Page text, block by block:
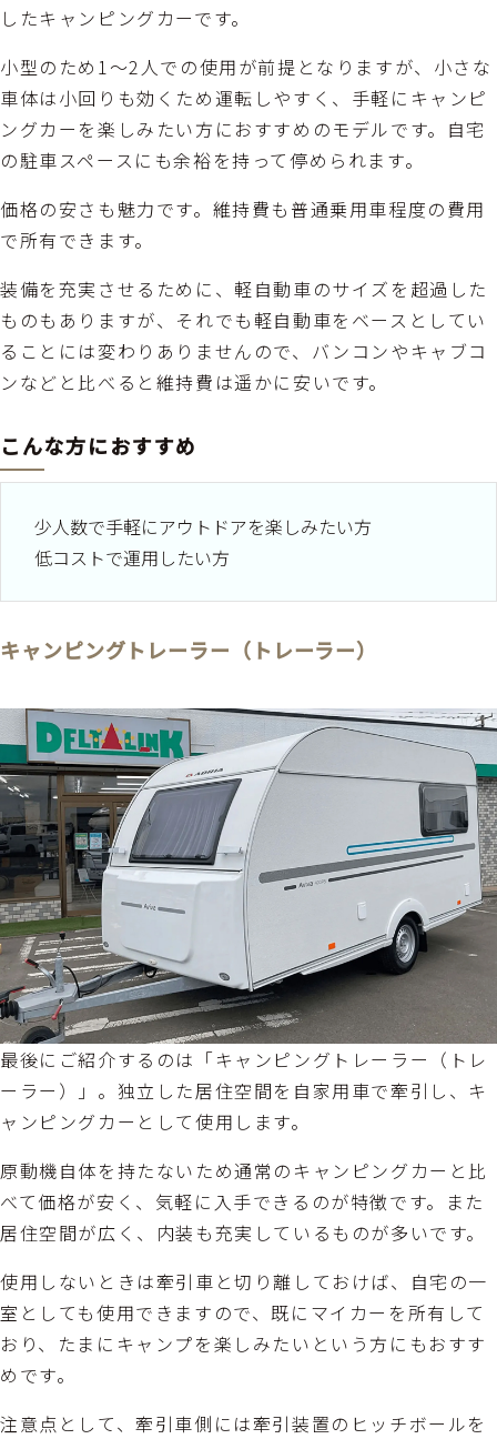
したキャンピングカーです。
小型のため1〜2人での使用が前提となりますが、小さな
車体は小回りも効くため運転しやすく、手軽にキャンピ
ングカーを楽しみたい方におすすめのモデルです。自宅
の駐車スペースにも余裕を持って停められます。
価格の安さも魅力です。維持費も普通乗用車程度の費用
で所有できます。
装備を充実させるために、軽自動車のサイズを超過した
ものもありますが、それでも軽自動車をベースとしてい
ることには変わりありませんので、バンコンやキャブコ
ンなどと比べると維持費は遥かに安いです。
こんな方におすすめ
少人数で手軽にアウトドアを楽しみたい方
低コストで運用したい方
キャンピングトレーラー（トレーラー）
最後にご紹介するのは「キャンピングトレーラー（トレ
ーラー）」。独立した居住空間を自家用車で牽引し、キ
ャンピングカーとして使用します。
原動機自体を持たないため通常のキャンピングカーと比
べて価格が安く、気軽に入手できるのが特徴です。また
居住空間が広く、内装も充実しているものが多いです。
使用しないときは牽引車と切り離しておけば、自宅の一
室としても使用できますので、既にマイカーを所有して
おり、たまにキャンプを楽しみたいという方にもおすす
めです。
注意点として、牽引車側には牽引装置のヒッチボールを